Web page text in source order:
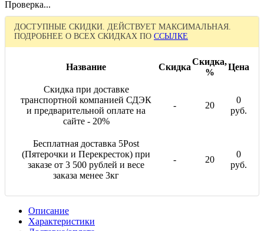
Проверка...
ДОСТУПНЫЕ СКИДКИ. ДЕЙСТВУЕТ МАКСИМАЛЬНАЯ.
ПОДРОБНЕЕ О ВСЕХ СКИДКАХ ПО ССЫЛКЕ
Название Скидка
Скидка,
%
Цена
Скидка при доставке
транспортной компанией СДЭК
и предварительной оплате на
сайте - 20%
- 20
0
руб.
Бесплатная доставка 5Post
(Пятерочки и Перекресток) при
заказе от 3 500 рублей и весе
заказа менее 3кг
- 20
0
руб.
Описание
Характеристики